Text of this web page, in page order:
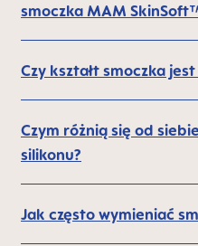
smoczka MAM
Czy kształt smoczka
Czym różnią się od
silikonu?
Jak często wymieniać